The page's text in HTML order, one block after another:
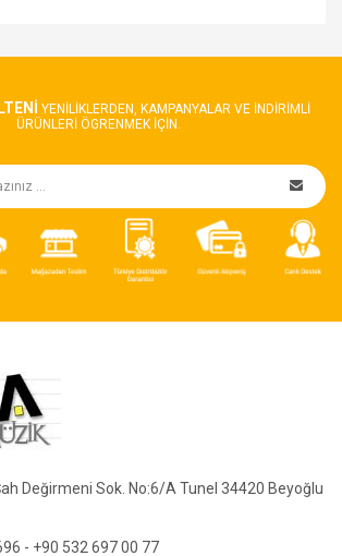
YENILIKLERDEN, KAMPANYALAR VE INDIRIMLI
ÜRÜNLERI ÖGRENMEK IÇIN.
Değirmeni Sok. No:6/A Tunel 34420 Beyoğlu
- +90 532 697 00 77